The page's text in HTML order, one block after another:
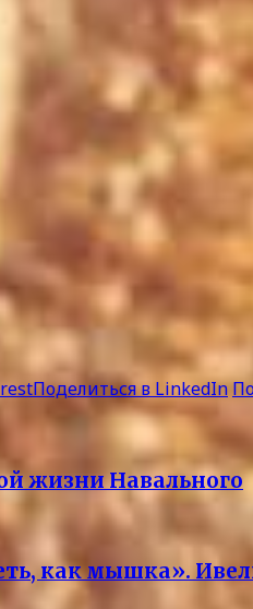
Поделиться в LinkedIn
жизни Навального
как мышка».